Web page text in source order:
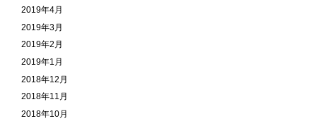
2019年4月
2019年3月
2019年2月
2019年1月
2018年12月
2018年11月
2018年10月